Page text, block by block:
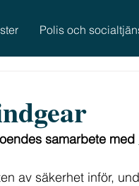
Polis och
samarbete med
av säkerhet inför,